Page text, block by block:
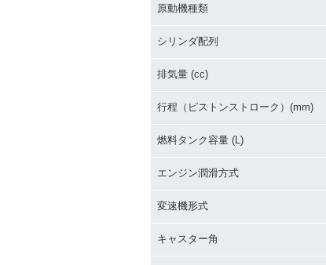
原動機種類
シリンダ配列
排気量 (cc)
行程（ピストンストローク）(mm)
燃料タンク容量 (L)
エンジン潤滑方式
変速機形式
キャスター角